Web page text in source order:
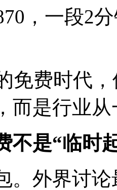
，一段2
费时代，
而是行业
不是“临时
外界讨论